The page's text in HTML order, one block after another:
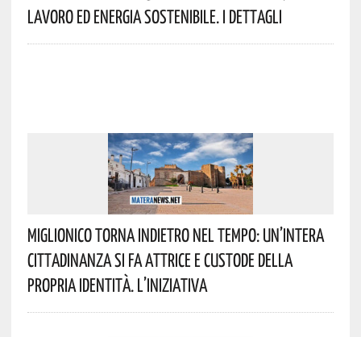
Lavoro Ed Energia Sostenibile. I Dettagli
Miglionico Torna Indietro Nel Tempo: Un’intera
Cittadinanza Si Fa Attrice E Custode Della
Propria Identità. L’iniziativa